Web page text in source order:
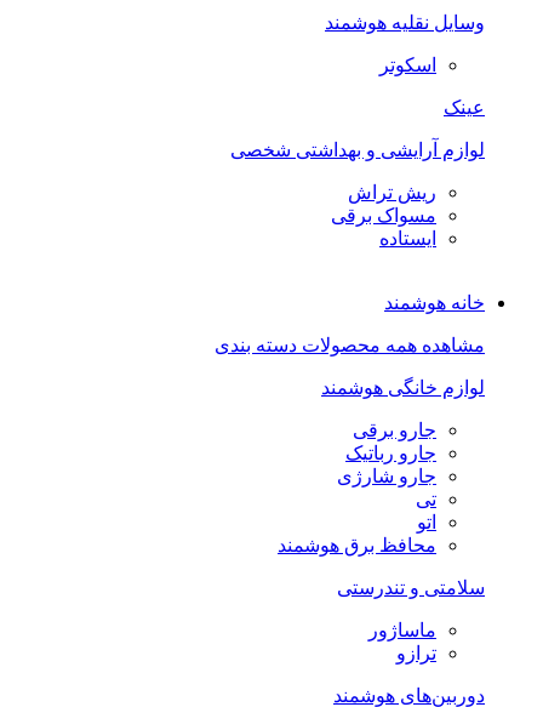
وسایل نقلیه هوشمند
اسکوتر
عینک
لوازم آرایشی و بهداشتی شخصی
ریش تراش
مسواک برقی
ایستاده
خانه هوشمند
مشاهده همه محصولات دسته بندی
لوازم خانگی هوشمند
جارو برقی
جارو رباتیک
جارو شارژی
تی
اتو
محافظ برق هوشمند
سلامتی و تندرستی
ماساژور
ترازو
دوربین‌های هوشمند